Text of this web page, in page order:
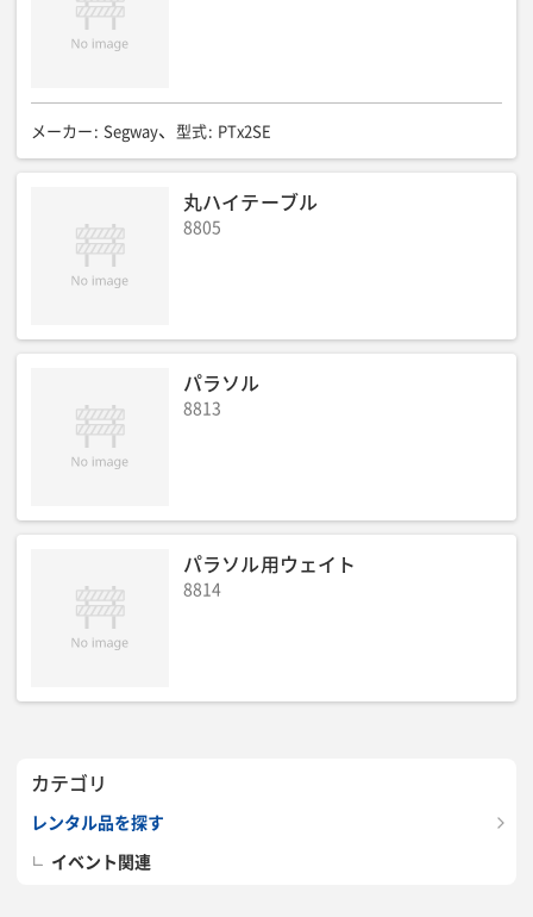
メーカー : Segway 型式: PTx2SE
丸ハイテーブル
8805
パラソル
8813
パラソル用ウェイト
8814
カテゴリ
レンタル品を探す
イベント関連